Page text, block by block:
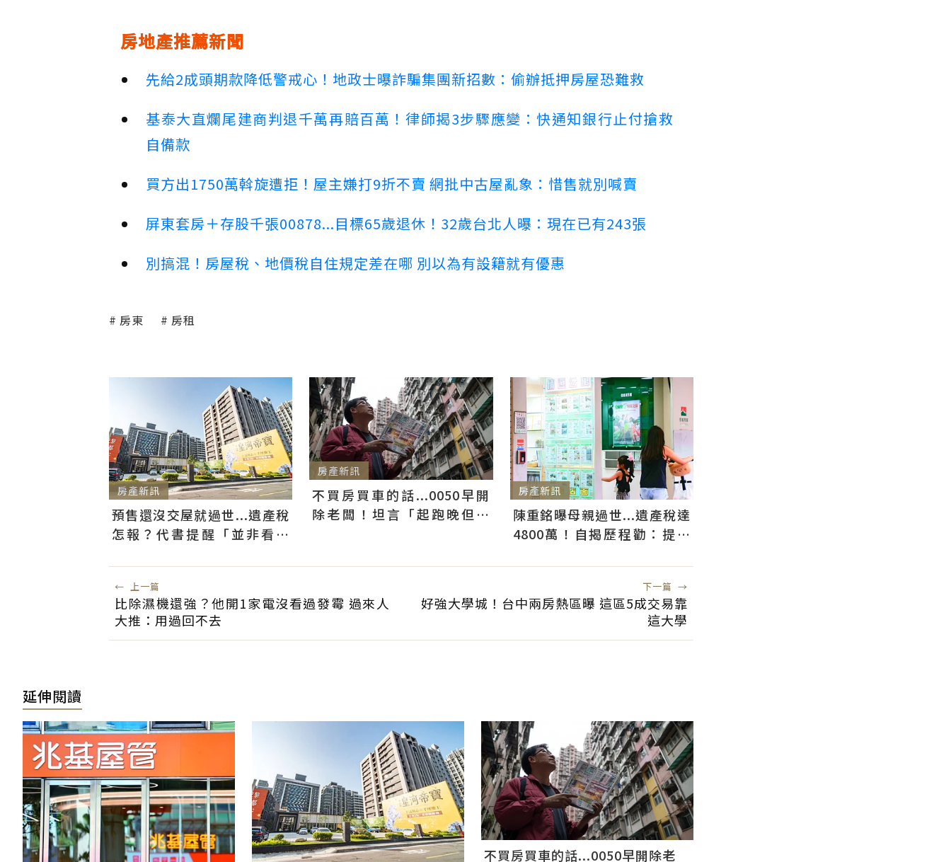
房地產推薦新聞
先給2成頭期款降低警戒心！地政士曝詐騙集團新招數：偷辦抵押房屋恐難救
基泰大直爛尾建商判退千萬再賠百萬！律師揭3步驟應變：快通知銀行止付搶救
自備款
買方出1750萬斡旋遭拒！屋主嫌打9折不賣 網批中古屋亂象：惜售就別喊賣
屏東套房＋存股千張00878...目標65歲退休！32歲台北人曝：現在已有243張
別搞混！房屋稅、地價稅自住規定差在哪 別以為有設籍就有優惠
房東 房租
房產新訊
預售還沒交屋就過世...遺產稅
怎報？代書提醒「並非看總
房產新訊
不買房買車的話...0050早開
除老闆！坦言「起跑晚但踏
房產新訊
陳重銘曝母親過世...遺產稅達
4800萬！自揭歷程勸：提早
← 上一篇
比除濕機還強？他開1家電沒看過發霉 過來人
大推：用過回不去
下一篇 →
好強大學城！台中兩房熱區曝 這區5成交易靠
這大學
延伸閱讀
不買房買車的話...0050早開除老